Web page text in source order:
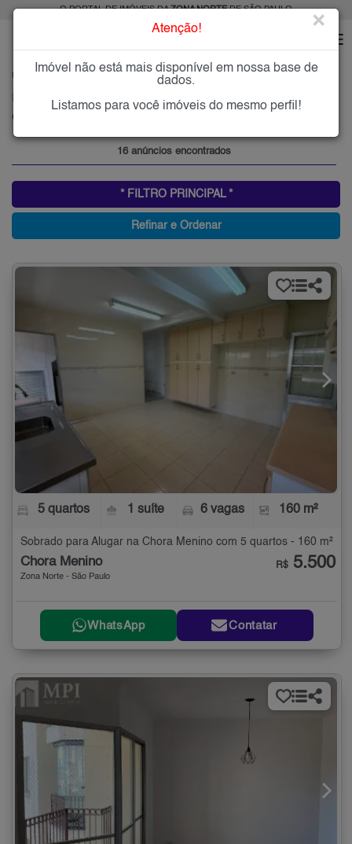
O PORTAL DE IMÓVEIS DAZONA NORTEDE SÃO PAULO
CHORA MENINO
Chora Menino, Zona Norte
16 anúncios encontrados
* FILTRO PRINCIPAL *
Refinar e Ordenar
5 quartos 1 suíte 6 vagas 160 m²
Sobrado para Alugar na Chora Menino com 5 quartos - 160 m²
Chora Menino
Zona Norte - São Paulo
R$ 5.500
WhatsApp Contatar
Atenção! ×
Imóvel não está mais disponível em nossa base de
dados.
Listamos para você imóveis do mesmo perfil!